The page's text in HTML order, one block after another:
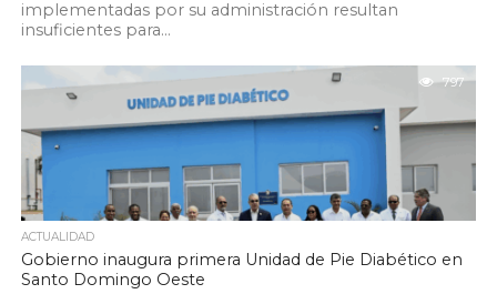
implementadas por su administración resultan
insuficientes para...
797
ACTUALIDAD
Gobierno inaugura primera Unidad de Pie Diabético en
Santo Domingo Oeste